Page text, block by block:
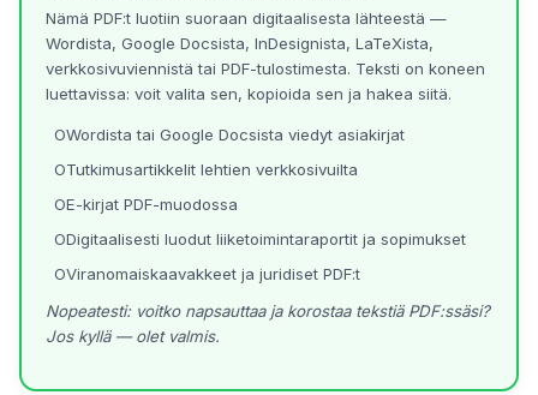
Nämä PDF:t luotiin suoraan digitaalisesta lähteestä —
Wordista, Google Docsista, InDesignista, LaTeXista,
verkkosivuviennistä tai PDF-tulostimesta. Teksti on koneen
luettavissa: voit valita sen, kopioida sen ja hakea siitä.
Wordista tai Google Docsista viedyt asiakirjat
Tutkimusartikkelit lehtien verkkosivuilta
E-kirjat PDF-muodossa
Digitaalisesti luodut liiketoimintaraportit ja sopimukset
Viranomaiskaavakkeet ja juridiset PDF:t
Nopeatesti: voitko napsauttaa ja korostaa tekstiä PDF:ssäsi?
Jos kyllä — olet valmis.